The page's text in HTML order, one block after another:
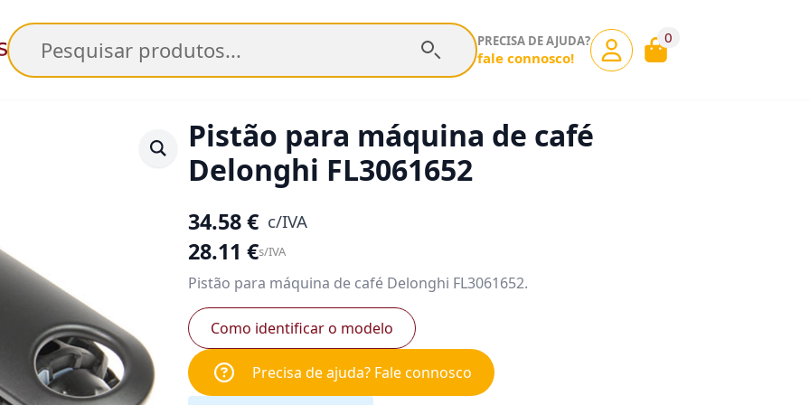
Pesquisar PRECISA DE AJUDA?
fale connosco!
0
Pistão para máquina de café
Delonghi FL3061652
34.58€ c/IVA
28.11 €s/IVA
Pistão para máquina de café Delonghi FL3061652.
Como identificar o modelo
Precisa de ajuda? Fale connosco